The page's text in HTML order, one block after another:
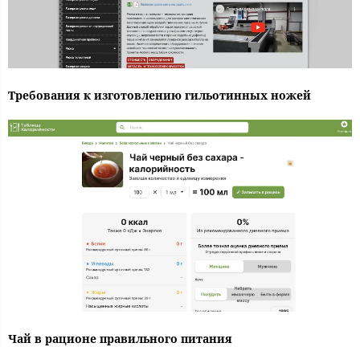
Требования к изготовлению гильотинных ножей
Чай в рационе правильного питания